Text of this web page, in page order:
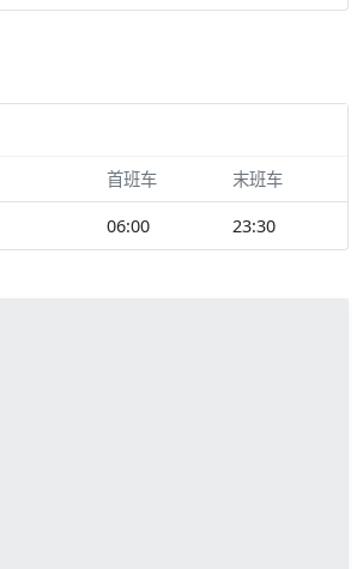
首班车 末班车
06:00 23:30